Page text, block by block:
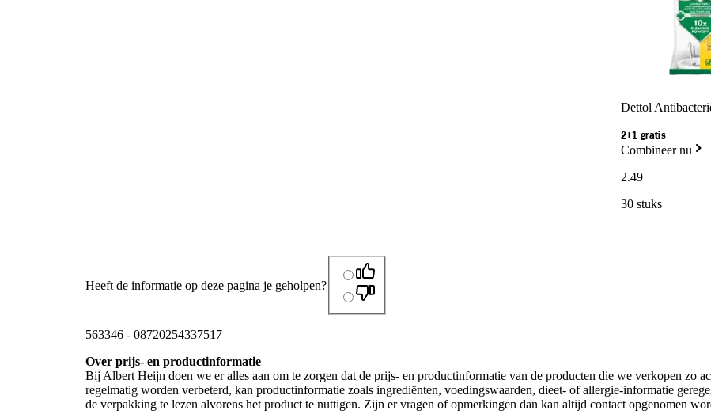
Dettol
2+1 gratis
Combineer nu
2.49
30 stuks
Heeft de informatie op deze pagina je geholpen?
563346 - 08720254337517
Over prijs- en productinformatie
Bij Albert Heijn doen we er alles aan om te zorgen dat de prijs- en productinformatie van de producten die we verkopen zo
regelmatig worden verbeterd, kan productinformatie zoals ingrediënten, voedingswaarden, dieet- of allergie-informatie
de verpakking te lezen alvorens het product te nuttigen. Zijn er vragen of opmerkingen dan kan altijd contact opgenomen